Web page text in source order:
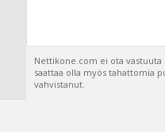
Nettikone.com ei ota
saattaa olla myös tahattomia
vahvistanut.